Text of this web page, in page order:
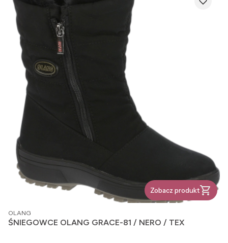
Zobacz produkt
PRODUCENT
OLANG
ŚNIEGOWCE OLANG GRACE-81 / NERO / TEX